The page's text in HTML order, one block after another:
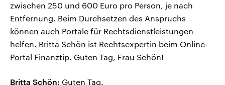
zwischen 250 und 600 Euro pro Person, je nach
Entfernung. Beim Durchsetzen des Anspruchs
können auch Portale für Rechtsdienstleistungen
helfen. Britta Schön ist Rechtsexpertin beim Online-
Portal Finanztip. Guten Tag, Frau Schön!
Britta Schön: Guten Tag.